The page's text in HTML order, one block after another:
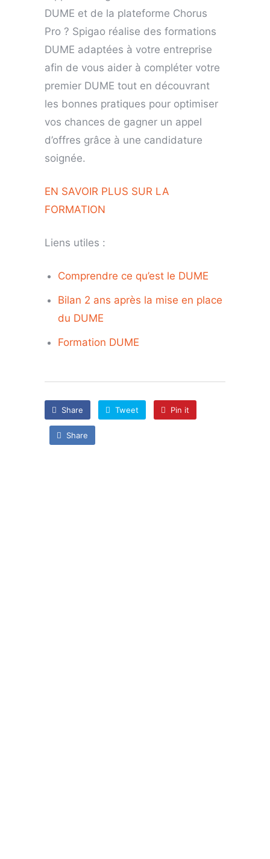
DUME et de la plateforme Chorus
Pro ? Spigao réalise des formations
DUME adaptées à votre entreprise
afin de vous aider à compléter votre
premier DUME tout en découvrant
les bonnes pratiques pour optimiser
vos chances de gagner un appel
d’offres grâce à une candidature
soignée.
EN SAVOIR PLUS SUR LA
FORMATION
Liens utiles :
Comprendre ce qu’est le DUME
Bilan 2 ans après la mise en place
du DUME
Formation DUME
Share Tweet Pin it
Share